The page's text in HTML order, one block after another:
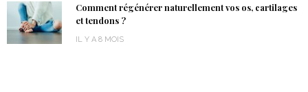
Comment régénérer naturellement vos os, cartilages
et tendons ?
IL Y A 8 MOIS